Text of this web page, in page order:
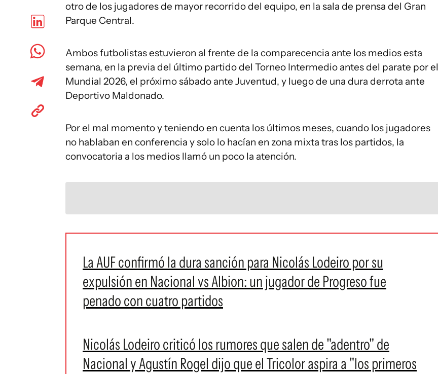
otro de los jugadores de mayor recorrido del equipo, en la sala de prensa del Gran
Parque Central.
Ambos futbolistas estuvieron al frente de la comparecencia ante los medios esta
semana, en la previa del último partido del Torneo Intermedio antes del parate por el
Mundial 2026, el próximo sábado ante Juventud, y luego de una dura derrota ante
Deportivo Maldonado.
Por el mal momento y teniendo en cuenta los últimos meses, cuando los jugadores
no hablaban en conferencia y solo lo hacían en zona mixta tras los partidos, la
convocatoria a los medios llamó un poco la atención.
La AUF confirmó la dura sanción para Nicolás Lodeiro por su
expulsión en Nacional vs Albion: un jugador de Progreso fue
penado con cuatro partidos
Nicolás Lodeiro criticó los rumores que salen de "adentro" de
Nacional y Agustín Rogel dijo que el Tricolor aspira a "los primeros